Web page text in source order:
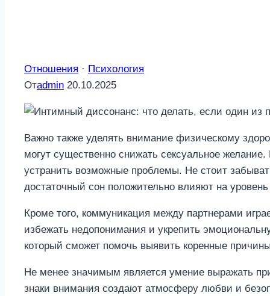
Отношения · Психология
Отadmin 20.10.2025
Важно также уделять внимание физическому
могут существенно снижать сексуальное
устранить возможные проблемы. Не стоит
достаточный сон положительно влияют на
Кроме того, коммуникация между партнерами
избежать недопонимания и укрепить
который сможет помочь выявить коренные
Не менее значимым является умение выражать
знаки внимания создают атмосферу любви и